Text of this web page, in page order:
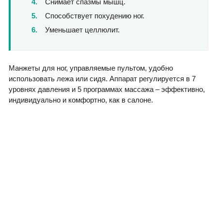
Снимает спазмы мышц.
Способствует похудению ног.
Уменьшает целлюлит.
Манжеты для ног, управляемые пультом, удобно
использовать лежа или сидя. Аппарат регулируется в 7
уровнях давления и 5 программах массажа – эффективно,
индивидуально и комфортно, как в салоне.